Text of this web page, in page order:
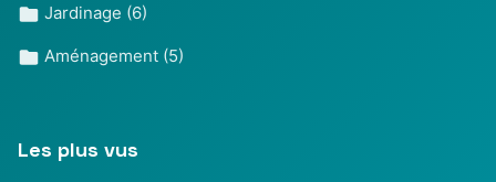
Jardinage (6)
Aménagement (5)
Les plus vus